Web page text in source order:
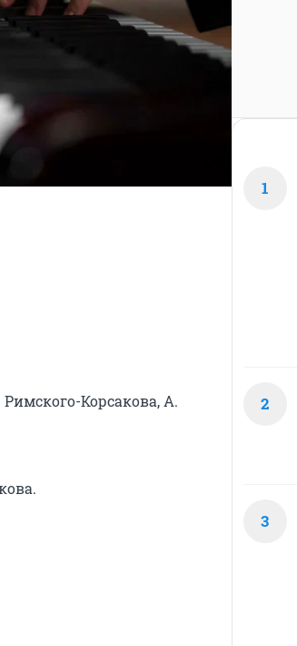
Корсакова, А.
1
2
3